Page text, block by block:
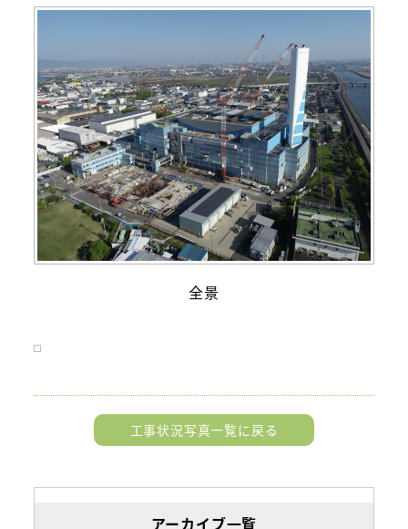
アーカイブ一覧
全景
工事状況写真一覧に戻る